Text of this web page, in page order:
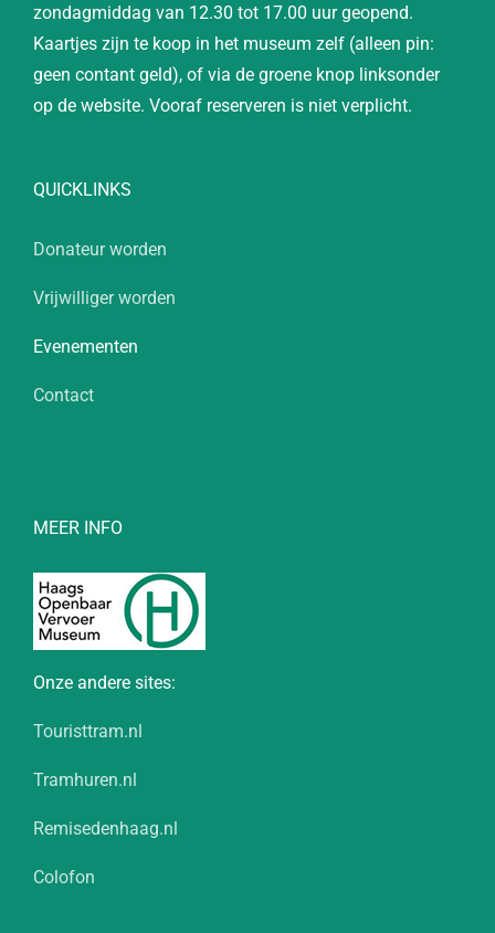
zondagmiddag van 12.30 tot 17.00 uur geopend.
Kaartjes zijn te koop in het museum zelf (alleen pin:
geen contant geld), of via de groene knop linksonder
op de website. Vooraf reserveren is niet verplicht.
QUICKLINKS
Donateur worden
Vrijwilliger worden
Evenementen
Contact
MEER INFO
Onze andere sites:
Touristtram.nl
Tramhuren.nl
Remisedenhaag.nl
Colofon